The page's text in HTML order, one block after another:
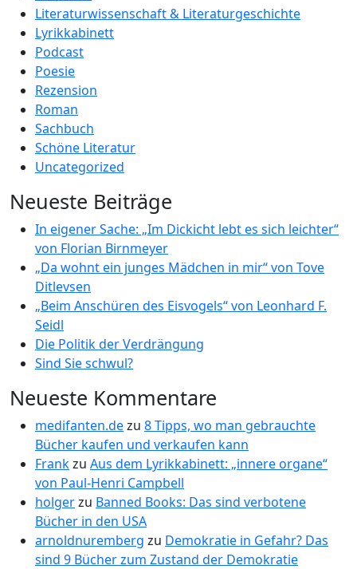
Literaturwissenschaft & Literaturgeschichte
Lyrikkabinett
Podcast
Poesie
Rezension
Roman
Sachbuch
Schöne Literatur
Uncategorized
Neueste Beiträge
In eigener Sache: „Im Dickicht lebt es sich leichter“
von Florian Birnmeyer
„Da wohnt ein junges Mädchen in mir“ von Tove
Ditlevsen
„Beim Anschüren des Eisvogels“ von Leonhard F.
Seidl
Die Politik der Verdrängung
Sind Sie schwul?
Neueste Kommentare
medifanten.dezu 8 Tipps, wo man gebrauchte
Bücher kaufen und verkaufen kann
Frankzu Aus dem Lyrikkabinett: „innere organe“
von Paul-Henri Campbell
holgerzu Banned Books: Das sind verbotene
Bücher in den USA
arnoldnuremberg zu Demokratie in Gefahr? Das
sind 9 Bücher zum Zustand der Demokratie